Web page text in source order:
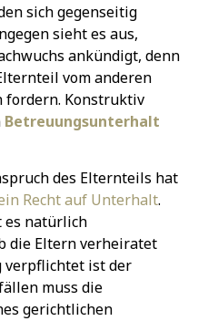
sich gegenseitig
sieht es aus,
ankündigt, denn
vom anderen
fordern. Konstruktiv
Betreuungsunterhalt
des Elternteils hat
Recht auf Unterhalt.
es natürlich
die Eltern verheiratet
verpflichtet ist der
muss die
gerichtlichen